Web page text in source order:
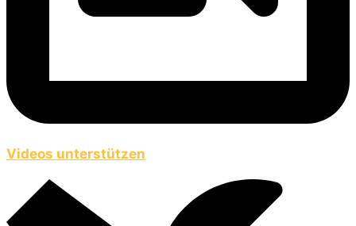
Videos unterstützen